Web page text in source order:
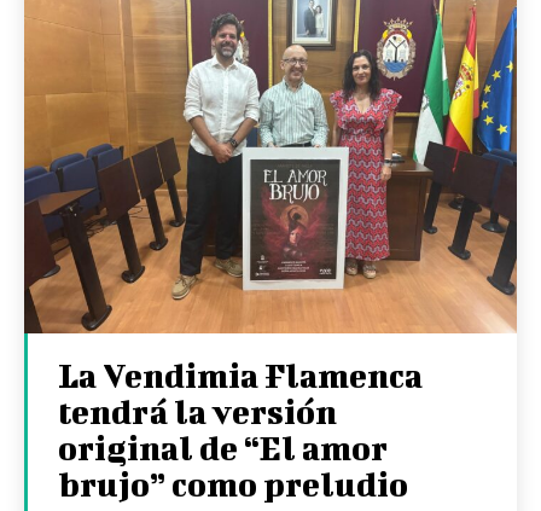
La Vendimia Flamenca
tendrá la versión
original de “El amor
brujo” como preludio